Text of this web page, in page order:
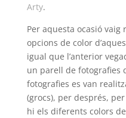
Arty.
Per aquesta ocasió
opcions de color
igual que l’anterior
un parell de fotografies
fotografies es van
(grocs), per després,
hi els diferents colors